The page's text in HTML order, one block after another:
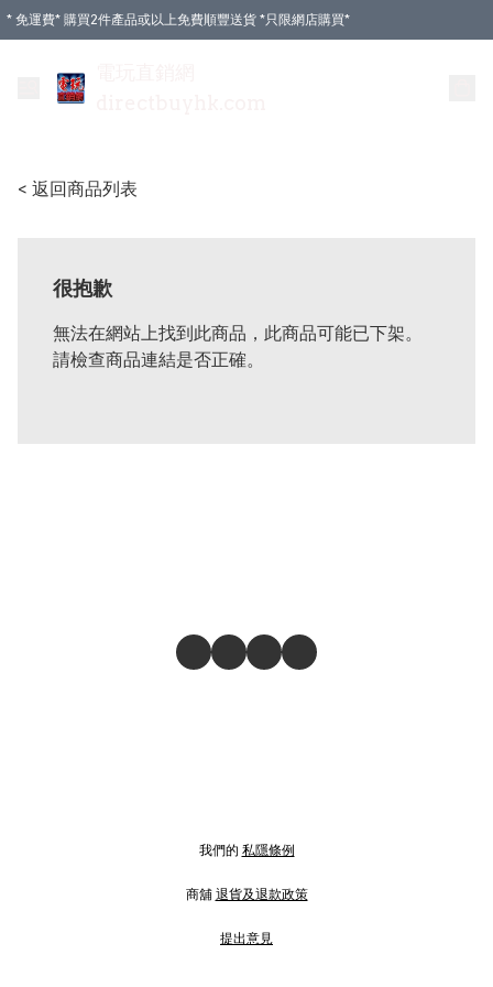
* 免運費* 購買2件產品或以上免費順豐送貨 *只限網店購買*
< 返回商品列表
很抱歉
無法在網站上找到此商品，此商品可能已下架。
請檢查商品連結是否正確。
我們的 私隱條例
商舖 退貨及退款政策
提出意見